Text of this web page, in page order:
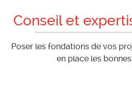
Conseil et
Poser les fondations de vos
en place les